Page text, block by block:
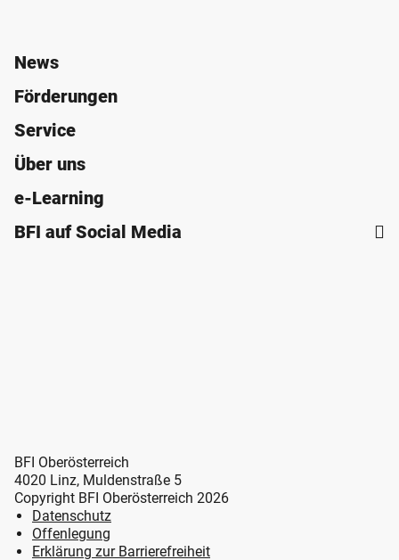
News
Förderungen
Service
Über uns
e-Learning
BFI auf Social Media
BFI Oberösterreich
4020 Linz, Muldenstraße 5
Copyright BFI Oberösterreich 2026
Datenschutz
Offenlegung
Erklärung zur Barrierefreiheit